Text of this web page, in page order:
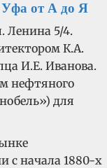
от А до Я
Ленина 5/4.
К.А.
И.Е. Иванова.
нефтяного
для
с начала 1880-х